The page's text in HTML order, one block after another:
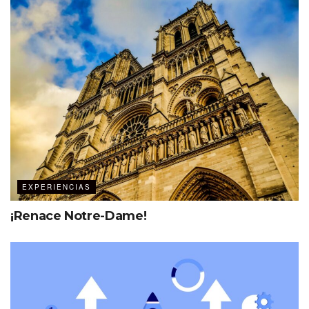
Mercedes, y después de presenciar esta ceremonia
ancestral, Blanca Ortega Magallanes, organizadora de
eventos corporativos y creadora de esta experiencia
como producto turístico —reconocido por la Secretaría
de Turismo de Zacatecas en octubre de 2019—, explicó
aMDC – The Event Planner´s Magazineque desde
su creación se han llevado a cabo 65 ceremonias con
un costo desde 10 mil pesos en promedio, esto
dependiendo el paquete elegido. Actualmente el acto
cuenta con el selloSafe Travelpara eventos seguros.
EXPERIENCIAS
¡Renace Notre-Dame!